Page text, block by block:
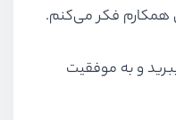
همکارم فکر می‌کنم.
و به موفقیت